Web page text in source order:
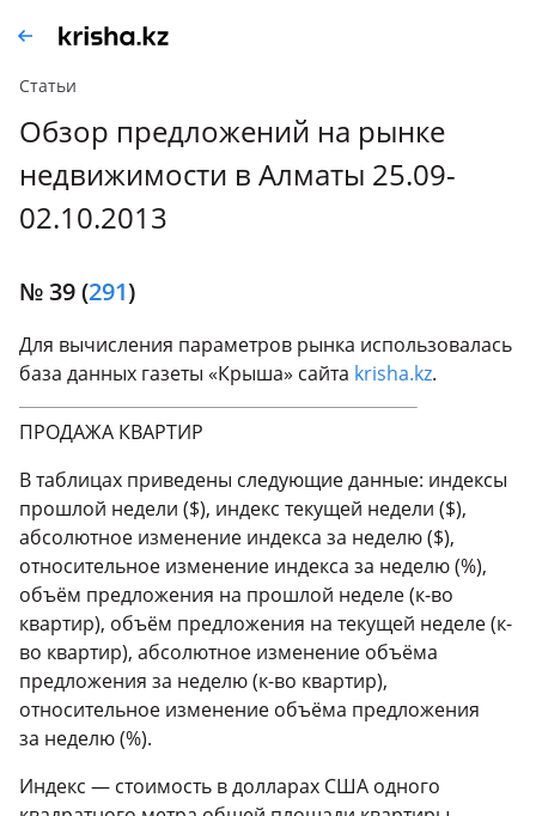
Статьи
Обзор предложений на рынке
недвижимости в Алматы 25.09-
02.10.2013
№ 39 (291)
Для вычисления параметров рынка использовалась
база данных газеты «Крыша» сайта krisha.kz.
ПРОДАЖА КВАРТИР
В таблицах приведены следующие данные: индексы
прошлой недели ($), индекс текущей недели ($),
абсолютное изменение индекса за неделю ($),
относительное изменение индекса за неделю (%),
объём предложения на прошлой неделе (к-во
квартир), объём предложения на текущей неделе (к-
во квартир), абсолютное изменение объёма
предложения за неделю (к-во квартир),
относительное изменение объёма предложения
за неделю (%).
Индекс — стоимость в долларах США одного